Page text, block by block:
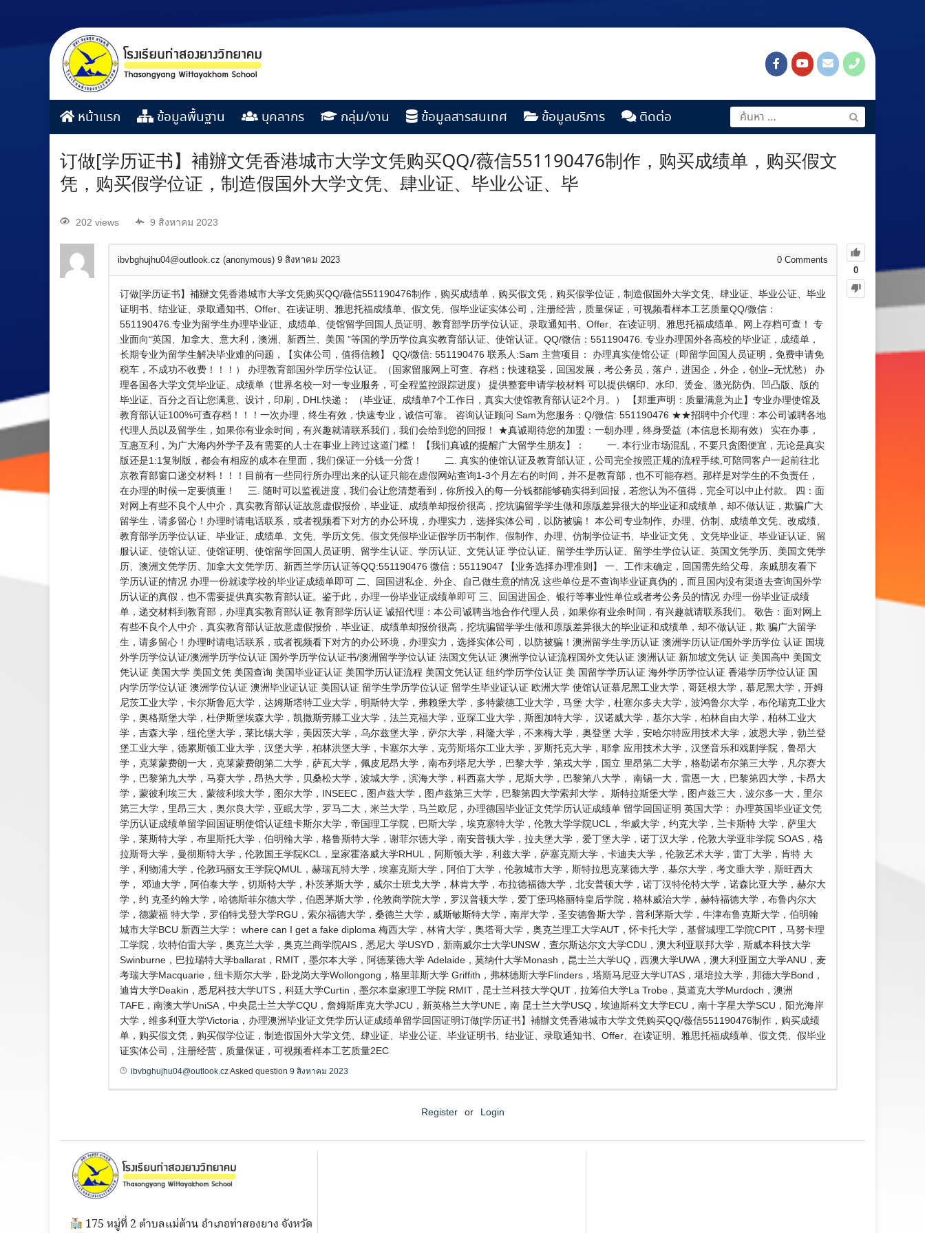
หน้าแรก ข้อมูลพื้นฐาน บุคลากร กลุ่ม/งาน ข้อมูลสารสนเทศ ข้อมูลบริการ ติดต่อ
订做[学历证书】補辦文凭香港城市大学文凭购买QQ/薇信551190476制作，购买成绩单，购买假文
凭，购买假学位证，制造假国外大学文凭、肆业证、毕业公证、毕
202 views 9 สิงหาคม 2023
0
ibvbghujhu04@outlook.cz (anonymous) 9 สิงหาคม 2023 0 Comments
订做[学历证书】補辦文凭香港城市大学文凭购买QQ/薇信551190476制作，购买成绩单，购买假文凭，购买假学位证，制造假国外大学文凭、肆业证、毕业公证、毕业
证明书、结业证、录取通知书、Offer、在读证明、雅思托福成绩单、假文凭、假毕业证实体公司，注册经营，质量保证，可视频看样本工艺质量QQ/微信：
551190476.专业为留学生办理毕业证、成绩单、使馆留学回国人员证明、教育部学历学位认证、录取通知书、Offer、在读证明、雅思托福成绩单、网上存档可查！ 专
业面向“英国、加拿大、意大利，澳洲、新西兰、美国 ”等国的学历学位真实教育部认证、使馆认证。QQ/微信：551190476. 专业办理国外各高校的毕业证，成绩单，
长期专业为留学生解决毕业难的问题，【实体公司，值得信赖】 QQ/微信: 551190476 联系人:Sam 主营项目： 办理真实使馆公证（即留学回国人员证明，免费申请免
税车，不成功不收费！！！） 办理教育部国外学历学位认证。（国家留服网上可查、存档；快速稳妥，回国发展，考公务员，落户，进国企，外企，创业–无忧愁） 办
理各国各大学文凭毕业证、成绩单（世界名校一对一专业服务，可全程监控跟踪进度） 提供整套申请学校材料 可以提供钢印、水印、烫金、激光防伪、凹凸版、版的
毕业证、百分之百让您满意、设计，印刷，DHL快递； （毕业证、成绩单7个工作日，真实大使馆教育部认证2个月。） 【郑重声明：质量满意为止】专业办理使馆及
教育部认证100%可查存档！！！一次办理，终生有效，快速专业，诚信可靠。 咨询认证顾问 Sam为您服务：Q/微信: 551190476 ★★招聘中介代理：本公司诚聘各地
代理人员以及留学生，如果你有业余时间，有兴趣就请联系我们，我们会给到您的回报！ ★真诚期待您的加盟：一朝办理，终身受益（本信息长期有效） 实在办事，
互惠互利，为广大海内外学子及有需要的人士在事业上跨过这道门槛！ 【我们真诚的提醒广大留学生朋友】： 一. 本行业市场混乱，不要只贪图便宜，无论是真实
版还是1:1复制版，都会有相应的成本在里面，我们保证一分钱一分货！ 二. 真实的使馆认证及教育部认证，公司完全按照正规的流程手续,可陪同客户一起前往北
京教育部窗口递交材料！！！目前有一些同行所办理出来的认证只能在虚假网站查询1-3个月左右的时间，并不是教育部，也不可能存档。那样是对学生的不负责任，
在办理的时候一定要慎重！ 三. 随时可以监视进度，我们会让您清楚看到，你所投入的每一分钱都能够确实得到回报，若您认为不值得，完全可以中止付款。 四：面
对网上有些不良个人中介，真实教育部认证故意虚假报价，毕业证、成绩单却报价很高，挖坑骗留学学生做和原版差异很大的毕业证和成绩单，却不做认证，欺骗广大
留学生，请多留心！办理时请电话联系，或者视频看下对方的办公环境，办理实力，选择实体公司，以防被骗！ 本公司专业制作、办理、仿制、成绩单文凭、改成绩、
教育部学历学位认证、毕业证、成绩单、文凭、学历文凭、假文凭假毕业证假学历书制作、假制作、办理、仿制学位证书、毕业证文凭 、文凭毕业证、毕业证认证、留
服认证、使馆认证、使馆证明、使馆留学回国人员证明、留学生认证、学历认证、文凭认证 学位认证、留学生学历认证、留学生学位认证、英国文凭学历、美国文凭学
历、澳洲文凭学历、加拿大文凭学历、新西兰学历认证等QQ:551190476 微信：55119047 【业务选择办理准则】 一、工作未确定，回国需先给父母、亲戚朋友看下
学历认证的情况 办理一份就读学校的毕业证成绩单即可 二、回国进私企、外企、自己做生意的情况 这些单位是不查询毕业证真伪的，而且国内没有渠道去查询国外学
历认证的真假，也不需要提供真实教育部认证。鉴于此，办理一份毕业证成绩单即可 三、回国进国企、银行等事业性单位或者考公务员的情况 办理一份毕业证成绩
单，递交材料到教育部，办理真实教育部认证 教育部学历认证 诚招代理：本公司诚聘当地合作代理人员，如果你有业余时间，有兴趣就请联系我们。 敬告：面对网上
有些不良个人中介，真实教育部认证故意虚假报价，毕业证、成绩单却报价很高，挖坑骗留学学生做和原版差异很大的毕业证和成绩单，却不做认证，欺 骗广大留学
生，请多留心！办理时请电话联系，或者视频看下对方的办公环境，办理实力，选择实体公司，以防被骗！澳洲留学生学历认证 澳洲学历认证/国外学历学位 认证 国境
外学历学位认证/澳洲学历学位认证 国外学历学位认证书/澳洲留学学位认证 法国文凭认证 澳洲学位认证流程国外文凭认证 澳洲认证 新加坡文凭认 证 美国高中 美国文
凭认证 美国大学 美国文凭 美国查询 美国毕业证认证 美国学历认证流程 美国文凭认证 纽约学历学位认证 美 国留学学历认证 海外学历学位认证 香港学历学位认证 国
内学历学位认证 澳洲学位认证 澳洲毕业证认证 美国认证 留学生学历学位认证 留学生毕业证认证 欧洲大学 使馆认证慕尼黑工业大学，哥廷根大学，慕尼黑大学，开姆
尼茨工业大学，卡尔斯鲁厄大学，达姆斯塔特工业大学，明斯特大学，弗赖堡大学，多特蒙德工业大学，马堡 大学，杜塞尔多夫大学，波鸿鲁尔大学，布伦瑞克工业大
学，奥格斯堡大学，杜伊斯堡埃森大学，凯撒斯劳滕工业大学，法兰克福大学，亚琛工业大学，斯图加特大学， 汉诺威大学，基尔大学，柏林自由大学，柏林工业大
学，吉森大学，纽伦堡大学，莱比锡大学，美因茨大学，乌尔兹堡大学，萨尔大学，科隆大学，不来梅大学，奥登堡 大学，安哈尔特应用技术大学，波恩大学，勃兰登
堡工业大学，德累斯顿工业大学，汉堡大学，柏林洪堡大学，卡塞尔大学，克劳斯塔尔工业大学，罗斯托克大学，耶拿 应用技术大学，汉堡音乐和戏剧学院，鲁昂大
学，克莱蒙费朗一大，克莱蒙费朗第二大学，萨瓦大学，佩皮尼昂大学，南布列塔尼大学，巴黎大学，第戎大学，国立 里昂第二大学，格勒诺布尔第三大学，凡尔赛大
学，巴黎第九大学，马赛大学，昂热大学，贝桑松大学，波城大学，滨海大学，科西嘉大学，尼斯大学，巴黎第八大学， 南锡一大，雷恩一大，巴黎第四大学，卡昂大
学，蒙彼利埃三大，蒙彼利埃大学，图尔大学，INSEEC，图卢兹大学，图卢兹第三大学，巴黎第四大学索邦大学， 斯特拉斯堡大学，图卢兹三大，波尔多一大，里尔
第三大学，里昂三大，奥尔良大学，亚眠大学，罗马二大，米兰大学，马兰欧尼，办理德国毕业证文凭学历认证成绩单 留学回国证明 英国大学： 办理英国毕业证文凭
学历认证成绩单留学回国证明使馆认证纽卡斯尔大学，帝国理工学院，巴斯大学，埃克塞特大学，伦敦大学学院UCL，华威大学，约克大学，兰卡斯特 大学，萨里大
学，莱斯特大学，布里斯托大学，伯明翰大学，格鲁斯特大学，谢菲尔德大学，南安普顿大学，拉夫堡大学，爱丁堡大学，诺丁汉大学，伦敦大学亚非学院 SOAS，格
拉斯哥大学，曼彻斯特大学，伦敦国王学院KCL，皇家霍洛威大学RHUL，阿斯顿大学，利兹大学，萨塞克斯大学，卡迪夫大学，伦敦艺术大学，雷丁大学，肯特 大
学，利物浦大学，伦敦玛丽女王学院QMUL，赫瑞瓦特大学，埃塞克斯大学，阿伯丁大学，伦敦城市大学，斯特拉思克莱德大学，基尔大学，考文垂大学，斯旺西大
学， 邓迪大学，阿伯泰大学，切斯特大学，朴茨茅斯大学，威尔士班戈大学，林肯大学，布拉德福德大学，北安普顿大学，诺丁汉特伦特大学，诺森比亚大学，赫尔大
学，约 克圣约翰大学，哈德斯菲尔德大学，伯恩茅斯大学，伦敦商学院大学，罗汉普顿大学，爱丁堡玛格丽特皇后学院，格林威治大学，赫特福德大学，布鲁内尔大
学，德蒙福 特大学，罗伯特戈登大学RGU，索尔福德大学，桑德兰大学，威斯敏斯特大学，南岸大学，圣安德鲁斯大学，普利茅斯大学，牛津布鲁克斯大学，伯明翰
城市大学BCU 新西兰大学： where can I get a fake diploma 梅西大学，林肯大学，奥塔哥大学，奥克兰理工大学AUT，怀卡托大学，基督城理工学院CPIT，马努卡理
工学院，坎特伯雷大学，奥克兰大学，奥克兰商学院AIS，悉尼大 学USYD，新南威尔士大学UNSW，查尔斯达尔文大学CDU，澳大利亚联邦大学，斯威本科技大学
Swinburne，巴拉瑞特大学ballarat，RMIT，墨尔本大学，阿德莱德大学 Adelaide，莫纳什大学Monash，昆士兰大学UQ，西澳大学UWA，澳大利亚国立大学ANU，麦
考瑞大学Macquarie，纽卡斯尔大学，卧龙岗大学Wollongong，格里菲斯大学 Griffith，弗林德斯大学Flinders，塔斯马尼亚大学UTAS，堪培拉大学，邦德大学Bond，
迪肯大学Deakin，悉尼科技大学UTS，科廷大学Curtin，墨尔本皇家理工学院 RMIT，昆士兰科技大学QUT，拉筹伯大学La Trobe，莫道克大学Murdoch，澳洲
TAFE，南澳大学UniSA，中央昆士兰大学CQU，詹姆斯库克大学JCU，新英格兰大学UNE，南 昆士兰大学USQ，埃迪斯科文大学ECU，南十字星大学SCU，阳光海岸
大学，维多利亚大学Victoria，办理澳洲毕业证文凭学历认证成绩单留学回国证明订做[学历证书】補辦文凭香港城市大学文凭购买QQ/薇信551190476制作，购买成绩
单，购买假文凭，购买假学位证，制造假国外大学文凭、肆业证、毕业公证、毕业证明书、结业证、录取通知书、Offer、在读证明、雅思托福成绩单、假文凭、假毕业
证实体公司，注册经营，质量保证，可视频看样本工艺质量2EC
ibvbghujhu04@outlook.czAsked question 9 สิงหาคม 2023
Register or Login
175 หมู่ที่ 2 ตำบลแม่ต้าน อำเภอท่าสองยาง จังหวัด